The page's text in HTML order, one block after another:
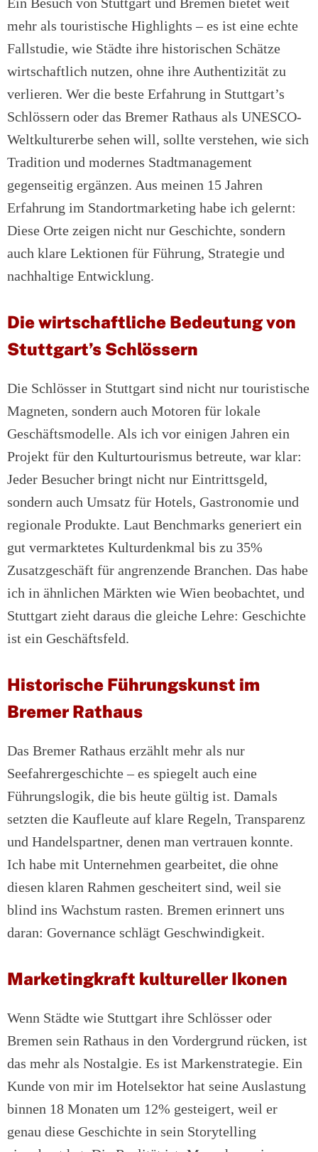
mehr als touristische Highlights – es ist eine echte
Fallstudie, wie Städte ihre historischen Schätze
wirtschaftlich nutzen, ohne ihre Authentizität zu
verlieren. Wer die beste Erfahrung in Stuttgart’s
Schlössern oder das Bremer Rathaus als UNESCO-
Weltkulturerbe sehen will, sollte verstehen, wie sich
Tradition und modernes Stadtmanagement
gegenseitig ergänzen. Aus meinen 15 Jahren
Erfahrung im Standortmarketing habe ich gelernt:
Diese Orte zeigen nicht nur Geschichte, sondern
auch klare Lektionen für Führung, Strategie und
nachhaltige Entwicklung.
Die wirtschaftliche Bedeutung von
Stuttgart’s Schlössern
Die Schlösser in Stuttgart sind nicht nur touristische
Magneten, sondern auch Motoren für lokale
Geschäftsmodelle. Als ich vor einigen Jahren ein
Projekt für den Kulturtourismus betreute, war klar:
Jeder Besucher bringt nicht nur Eintrittsgeld,
sondern auch Umsatz für Hotels, Gastronomie und
regionale Produkte. Laut Benchmarks generiert ein
gut vermarktetes Kulturdenkmal bis zu 35%
Zusatzgeschäft für angrenzende Branchen. Das habe
ich in ähnlichen Märkten wie Wien beobachtet, und
Stuttgart zieht daraus die gleiche Lehre: Geschichte
ist ein Geschäftsfeld.
Historische Führungskunst im
Bremer Rathaus
Das Bremer Rathaus erzählt mehr als nur
Seefahrergeschichte – es spiegelt auch eine
Führungslogik, die bis heute gültig ist. Damals
setzten die Kaufleute auf klare Regeln, Transparenz
und Handelspartner, denen man vertrauen konnte.
Ich habe mit Unternehmen gearbeitet, die ohne
diesen klaren Rahmen gescheitert sind, weil sie
blind ins Wachstum rasten. Bremen erinnert uns
daran: Governance schlägt Geschwindigkeit.
Marketingkraft kultureller Ikonen
Wenn Städte wie Stuttgart ihre Schlösser oder
Bremen sein Rathaus in den Vordergrund rücken, ist
das mehr als Nostalgie. Es ist Markenstrategie. Ein
Kunde von mir im Hotelsektor hat seine Auslastung
binnen 18 Monaten um 12% gesteigert, weil er
genau diese Geschichte in sein Storytelling